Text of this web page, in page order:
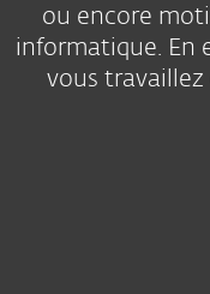
ou encore
informatique. En
vous travaillez